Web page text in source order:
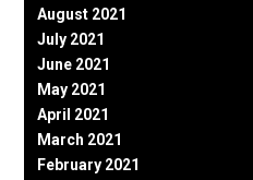
August 2021
July 2021
June 2021
May 2021
April 2021
March 2021
February 2021